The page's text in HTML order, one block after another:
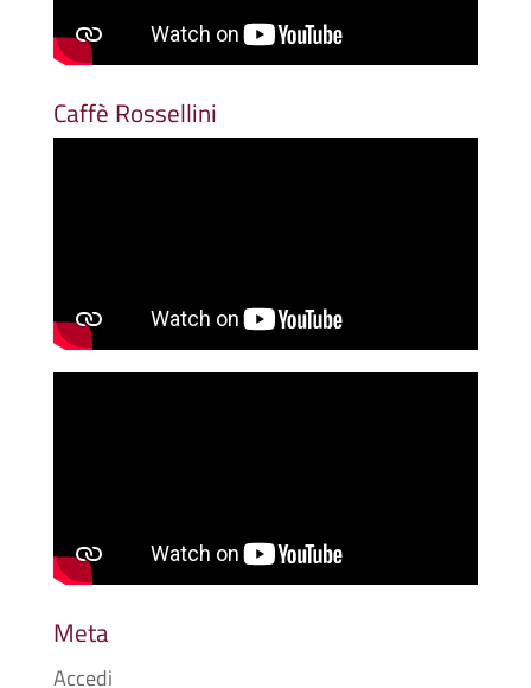
Caffè Rossellini
Meta
Accedi